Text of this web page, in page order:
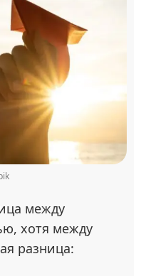
между
хотя между
разница: